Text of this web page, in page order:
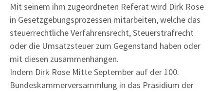
Mit seinem ihm zugeordneten Referat wird Dirk Rose
in Gesetzgebungsprozessen mitarbeiten, welche das
steuerrechtliche Verfahrensrecht, Steuerstrafrecht
oder die Umsatzsteuer zum Gegenstand haben oder
mit diesen zusammenhängen.
Indem Dirk Rose Mitte September auf der 100.
Bundeskammerversammlung in das Präsidium der